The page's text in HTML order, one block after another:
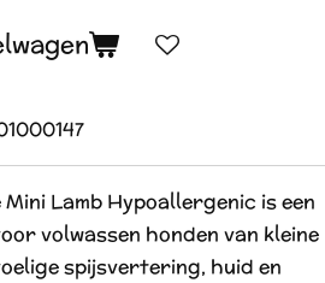
Lamb Hypoallergenic is een
volwassen honden van kleine
spijsvertering, huid en